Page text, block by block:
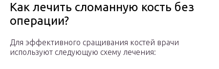
Как лечить сломанную кость без
операции?
Для эффективного сращивания костей врачи
используют следующую схему лечения: